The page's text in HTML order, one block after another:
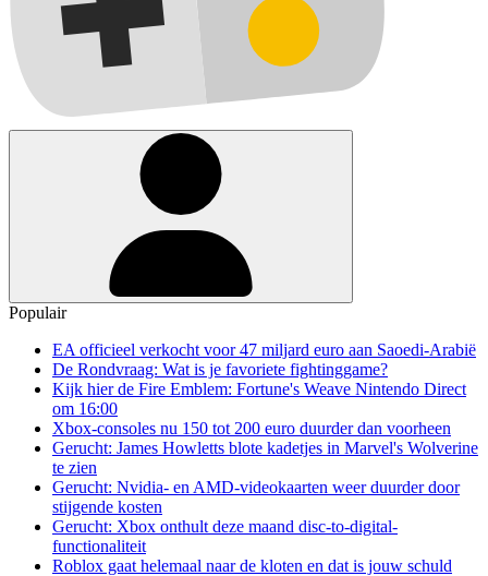
Populair
EA officieel verkocht voor 47 miljard euro aan Saoedi-Arabië
De Rondvraag: Wat is je favoriete fightinggame?
Kijk hier de Fire Emblem: Fortune's Weave Nintendo Direct
om 16:00
Xbox-consoles nu 150 tot 200 euro duurder dan voorheen
Gerucht: James Howletts blote kadetjes in Marvel's Wolverine
te zien
Gerucht: Nvidia- en AMD-videokaarten weer duurder door
stijgende kosten
Gerucht: Xbox onthult deze maand disc-to-digital-
functionaliteit
Roblox gaat helemaal naar de kloten en dat is jouw schuld